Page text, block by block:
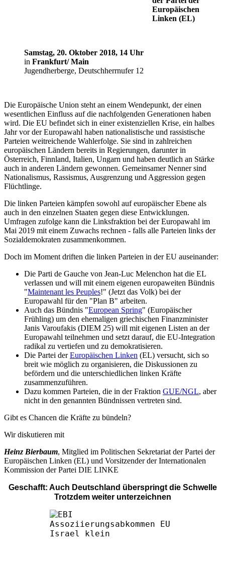
Europäischen
Linken (EL)
Samstag, 20. Oktober 2018, 14 Uhr
in Frankfurt/ Main
Jugendherberge, Deutschherrnufer 12
Die Europäische Union steht an einem Wendepunkt, der einen
wesentlichen Einfluss auf die nachfolgenden Generationen haben
wird. Die EU befindet sich in einer existenziellen Krise, ein halbes
Jahr vor der Europawahl haben nationalistische und rassistische
Parteien weitreichende Wahlerfolge. Sie sind in zahlreichen
europäischen Ländern bereits in Regierungen, darunter in
Österreich, Finnland, Italien, Ungarn und haben deutlich an Stärke
auch in anderen Ländern gewonnen. Gemeinsamer Nenner sind
Nationalismus, Rassismus, Ausgrenzung und Aggression gegen
Flüchtlinge.
Die linken Parteien kämpfen sowohl auf europäischer Ebene als
auch in den einzelnen Staaten gegen diese Entwicklungen.
Umfragen zufolge kann die Linksfraktion bei der Europawahl im
Mai 2019 mit einem Zuwachs rechnen - falls alle Parteien links der
Sozialdemokraten zusammenkommen.
Doch im Moment driften die linken Parteien in der EU auseinander:
Die Parti de Gauche von Jean-Luc Melenchon hat die EL
verlassen und will mit einem eigenen europaweiten Bündnis
"Maintenant les Peuples!" (Jetzt das Volk) bei der
Europawahl für den "Plan B" arbeiten.
Auch das Bündnis "European Spring" (Europäischer
Frühling) um den ehemaligen griechischen Finanzminister
Janis Varoufakis (DIEM 25) will mit eigenen Listen an der
Europawahl teilnehmen und setzt darauf, die EU-Integration
radikal zu vertiefen und zu demokratisieren.
Die Partei derEuropäischen Linken (EL) versucht, sich so
breit wie möglich zu organisieren, die Diskussionen zu
befördern und die unterschiedlichen linken Kräfte
zusammenzuführen.
Dazu kommen Parteien, die in der Fraktion GUE/NGL, aber
nicht in den genannten Bündnissen vertreten sind.
Gibt es Chancen die Kräfte zu bündeln?
Wir diskutieren mit
Heinz Bierbaum, Mitglied im Politischen Sekretariat der Partei der
Europäischen Linken (EL) und Vorsitzender der Internationalen
Kommission der Partei DIE LINKE
Geschafft: Auch Deutschland überspringt die Schwelle
Trotzdem weiter unterzeichnen